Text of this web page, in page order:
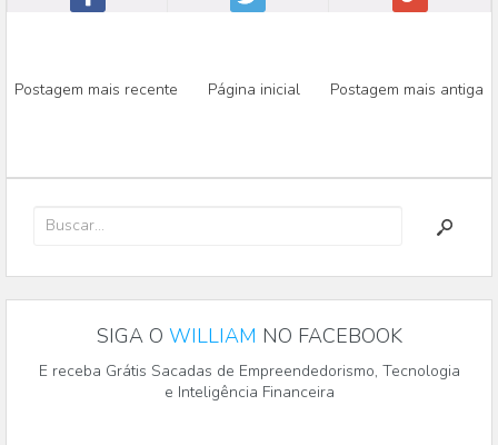
Postagem mais recente Página inicial Postagem mais antiga
SIGA O WILLIAM NO FACEBOOK
E receba Grátis Sacadas de Empreendedorismo, Tecnologia
e Inteligência Financeira